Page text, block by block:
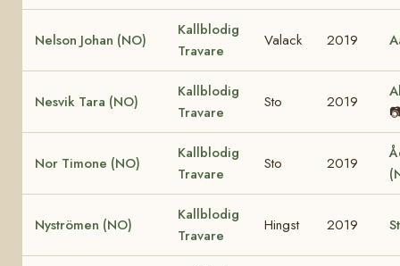
Nelson Johan (NO)
Kallblodig
Travare
Valack 2019
Nesvik Tara (NO)
Kallblodig
Travare
Sto 2019
Nor Timone (NO)
Kallblodig
Travare
Sto 2019
Nyströmen (NO)
Kallblodig
Travare
Hingst 2019